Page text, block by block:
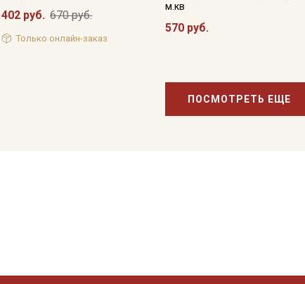
402 руб. 670 руб.
Только онлайн-заказ
м.кв
570 руб.
ПОСМОТРЕТЬ ЕЩЕ